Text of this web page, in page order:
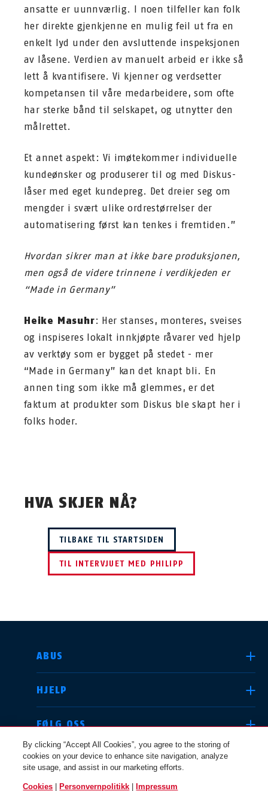
ansatte er uunnværlig. I noen tilfeller kan folk
her direkte gjenkjenne en mulig feil ut fra en
enkelt lyd under den avsluttende inspeksjonen
av låsene. Verdien av manuelt arbeid er ikke så
lett å kvantifisere. Vi kjenner og verdsetter
kompetansen til våre medarbeidere, som ofte
har sterke bånd til selskapet, og utnytter den
målrettet.
Et annet aspekt: Vi imøtekommer individuelle
kundeønsker og produserer til og med Diskus-
låser med eget kundepreg. Det dreier seg om
mengder i svært ulike ordrestørrelser der
automatisering først kan tenkes i fremtiden.”
Hvordan sikrer man at ikke bare produksjonen,
men også de videre trinnene i verdikjeden er
“Made in Germany”
Heike Masuhr: Her stanses, monteres, sveises
og inspiseres lokalt innkjøpte råvarer ved hjelp
av verktøy som er bygget på stedet - mer
“Made in Germany” kan det knapt bli. En
annen ting som ikke må glemmes, er det
faktum at produkter som Diskus ble skapt her i
folks hoder.
HVA SKJER NÅ?
TILBAKE TIL STARTSIDEN
TIL INTERVJUET MED PHILIPP
ABUS
HJELP
FØLG OSS
JURIDISK
VELG LAND
Deutschland
By clicking “Accept All Cookies”, you agree to the storing of
cookies on your device to enhance site navigation, analyze
site usage, and assist in our marketing efforts.
Cookies Personvernpolitikk Impressum